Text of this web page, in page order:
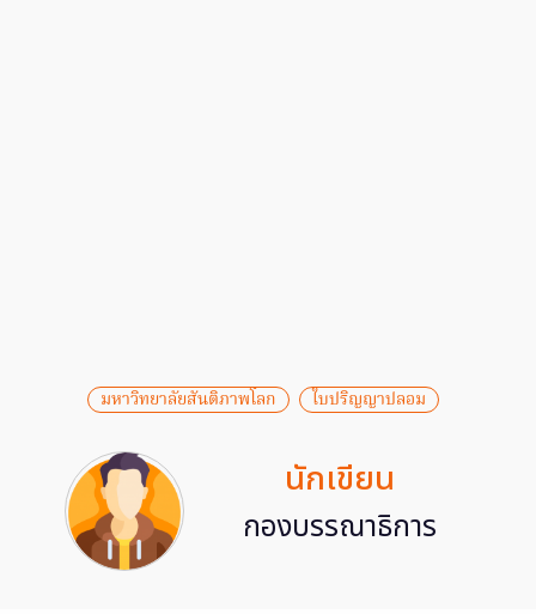
มหาวิทยาลัยสันติภาพโลก ใบปริญญาปลอม
นักเขียน
กองบรรณาธิการ